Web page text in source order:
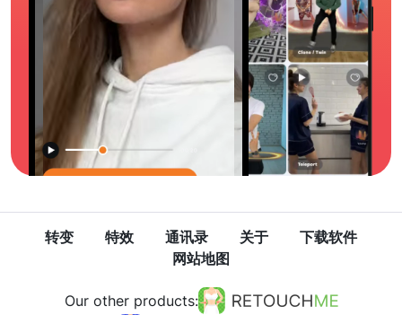
转变 特效 通讯录 关于
下载软件
网站地图
Our other products: